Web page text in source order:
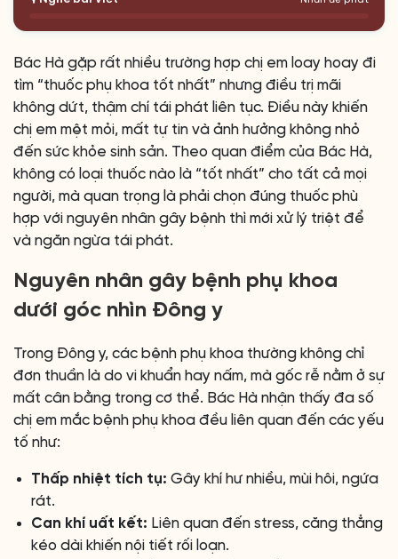
Bác Hà gặp rất nhiều trường hợp chị em loay hoay đi
tìm “thuốc phụ khoa tốt nhất” nhưng điều trị mãi
không dứt, thậm chí tái phát liên tục. Điều này khiến
chị em mệt mỏi, mất tự tin và ảnh hưởng không nhỏ
đến sức khỏe sinh sản. Theo quan điểm của Bác Hà,
không có loại thuốc nào là “tốt nhất” cho tất cả mọi
người, mà quan trọng là phải chọn đúng thuốc phù
hợp với nguyên nhân gây bệnh thì mới xử lý triệt để
và ngăn ngừa tái phát.
Nguyên nhân gây bệnh phụ khoa
dưới góc nhìn Đông y
Trong Đông y, các bệnh phụ khoa thường không chỉ
đơn thuần là do vi khuẩn hay nấm, mà gốc rễ nằm ở sự
mất cân bằng trong cơ thể. Bác Hà nhận thấy đa số
chị em mắc bệnh phụ khoa đều liên quan đến các yếu
tố như:
Thấp nhiệt tích tụ: Gây khí hư nhiều, mùi hôi, ngứa
rát.
Can khí uất kết: Liên quan đến stress, căng thẳng
kéo dài khiến nội tiết rối loạn.